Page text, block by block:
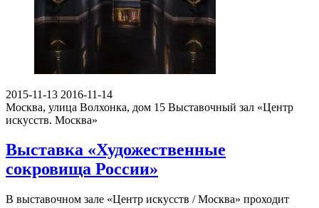
2015-11-13 2016-11-14
Москва, улица Волхонка, дом 15 Выставочный зал «Центр
искусств. Москва»
Выставка «Художественные
сокровища России»
В выставочном зале «Центр искусств / Москва» проходит